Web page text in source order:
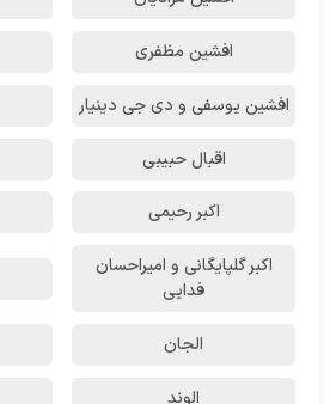
افشین مظفری
افشین یوسفی و دی جی دینیار
اقبال حبیبی
اکبر رحیمی
اکبر گلپایگانی و امیراحسان
فدایی
الجان
الوند